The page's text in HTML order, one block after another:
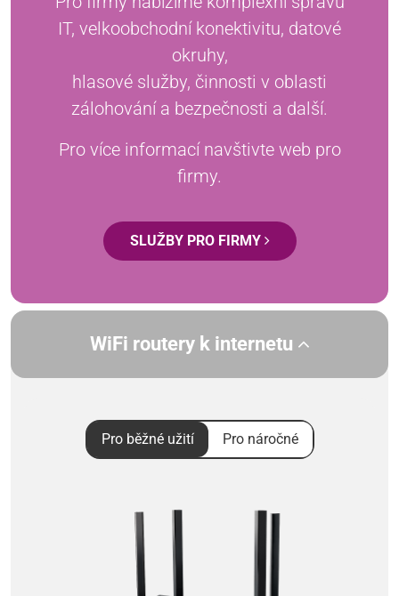
IT, velkoobchodní konektivitu, datové
okruhy,
hlasové služby, činnosti v oblasti
zálohování a bezpečnosti a další.
Pro více informací navštivte web pro
firmy.
SLUŽBY PRO FIRMY
WiFi routery k internetu
Pro běžné užití Pro náročné